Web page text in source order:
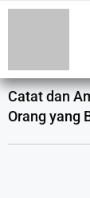
Catat dan
Orang yang